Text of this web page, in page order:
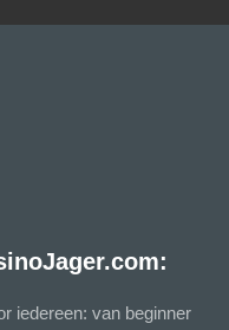
iedereen: van beginner